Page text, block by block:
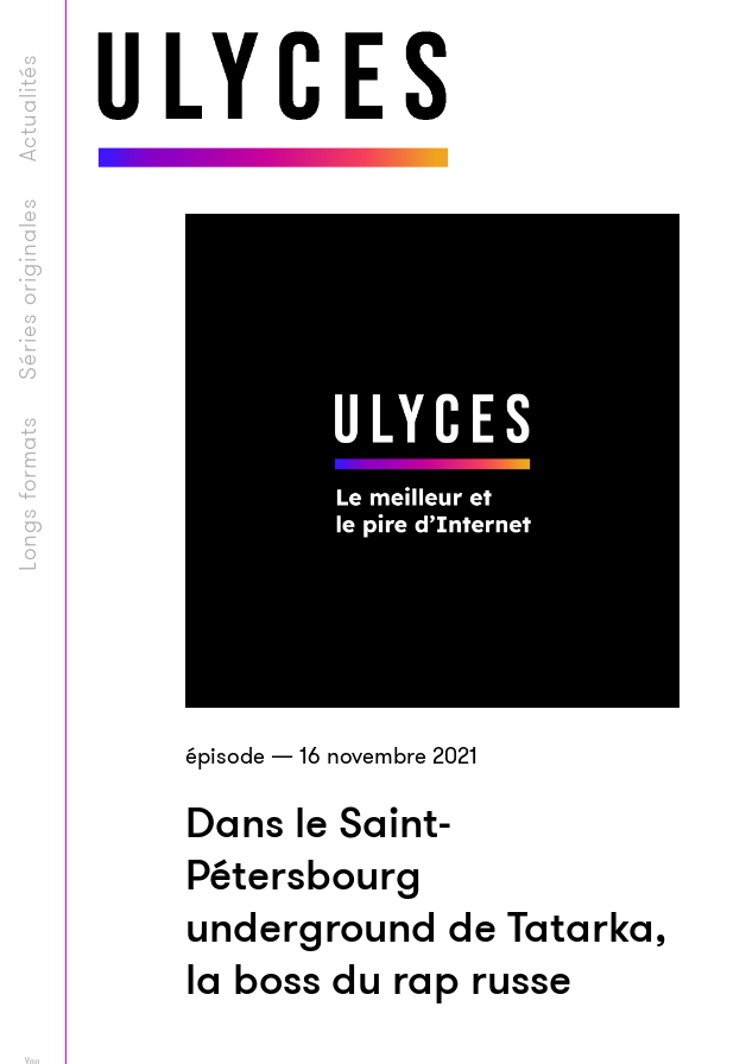
Longs formats
Séries originales
Actualités
épisode — 16 novembre 2021
Dans le Saint-
Pétersbourg
underground de Tatarka,
la boss du rap russe